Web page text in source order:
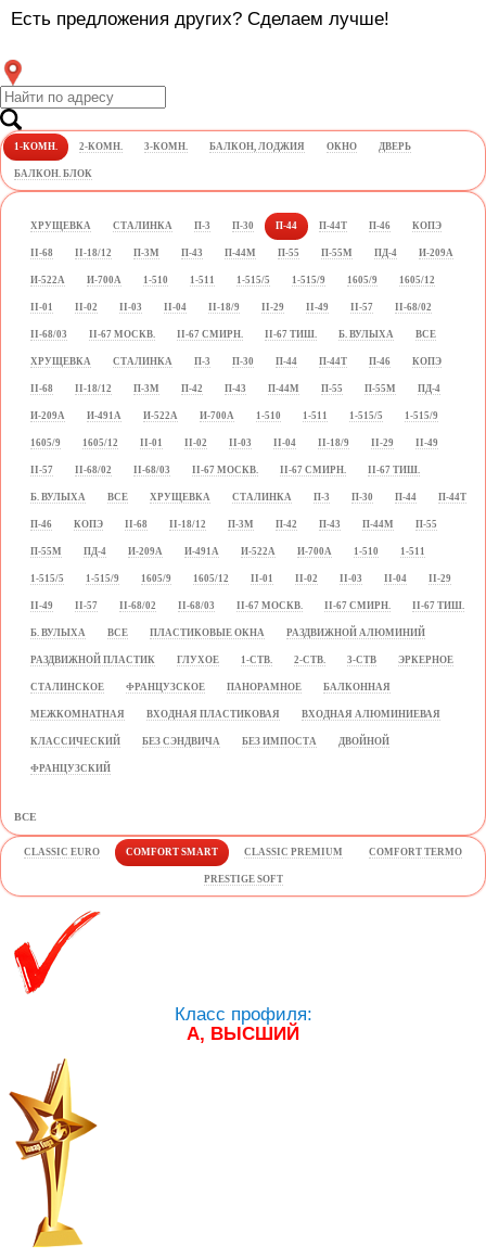
Есть предложения других? Сделаем лучше!
1-КОМН. 2-КОМН. 3-КОМН. БАЛКОН, ЛОДЖИЯ ОКНО ДВЕРЬ
БАЛКОН. БЛОК
ХРУЩЕВКА СТАЛИНКА П-3 П-30 П-44 П-44Т П-46 КОПЭ
II-68 II-18/12 П-3М П-43 П-44М П-55 П-55М ПД-4 И-209А
И-522А И-700А 1-510 1-511 1-515/5 1-515/9 1605/9 1605/12
II-01 II-02 II-03 II-04 II-18/9 II-29 II-49 II-57 II-68/02
II-68/03 II-67 МОСКВ. II-67 СМИРН. II-67 ТИШ. Б. ВУЛЫХА ВСЕ
ХРУЩЕВКА СТАЛИНКА П-3 П-30 П-44 П-44Т П-46 КОПЭ
II-68 II-18/12 П-3М П-42 П-43 П-44М П-55 П-55М ПД-4
И-209А И-491А И-522А И-700А 1-510 1-511 1-515/5 1-515/9
1605/9 1605/12 II-01 II-02 II-03 II-04 II-18/9 II-29 II-49
II-57 II-68/02 II-68/03 II-67 МОСКВ. II-67 СМИРН. II-67 ТИШ.
Б. ВУЛЫХА ВСЕ ХРУЩЕВКА СТАЛИНКА П-3 П-30 П-44 П-44Т
П-46 КОПЭ II-68 II-18/12 П-3М П-42 П-43 П-44М П-55
П-55М ПД-4 И-209А И-491А И-522А И-700А 1-510 1-511
1-515/5 1-515/9 1605/9 1605/12 II-01 II-02 II-03 II-04 II-29
II-49 II-57 II-68/02 II-68/03 II-67 МОСКВ. II-67 СМИРН. II-67 ТИШ.
Б. ВУЛЫХА ВСЕ ПЛАСТИКОВЫЕ ОКНА РАЗДВИЖНОЙ АЛЮМИНИЙ
РАЗДВИЖНОЙ ПЛАСТИК ГЛУХОЕ 1-СТВ. 2-СТВ. 3-СТВ ЭРКЕРНОЕ
СТАЛИНСКОЕ ФРАНЦУЗСКОЕ ПАНОРАМНОЕ БАЛКОННАЯ
МЕЖКОМНАТНАЯ ВХОДНАЯ ПЛАСТИКОВАЯ ВХОДНАЯ АЛЮМИНИЕВАЯ
КЛАССИЧЕСКИЙ БЕЗ СЭНДВИЧА БЕЗ ИМПОСТА ДВОЙНОЙ
ФРАНЦУЗСКИЙ
ВСЕ
CLASSIC EURO COMFORT SMART CLASSIC PREMIUM COMFORT TERMO
PRESTIGE SOFT
Класс профиля:
А, ВЫСШИЙ